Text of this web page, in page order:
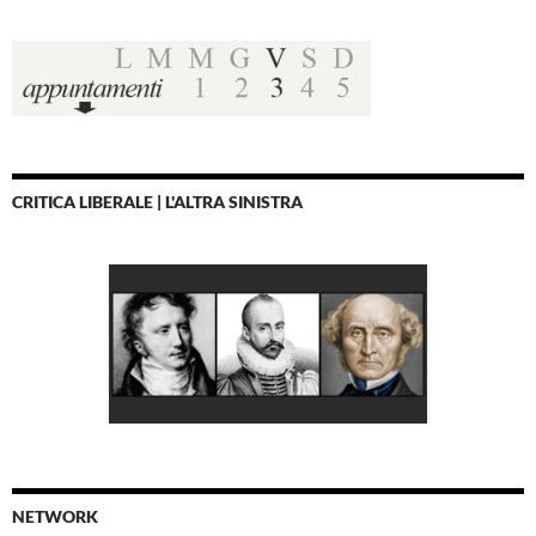
CRITICA LIBERALE | L'ALTRA SINISTRA
NETWORK